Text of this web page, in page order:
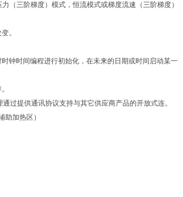
（三阶梯度）模式，恒流模式或梯度流速（三阶梯度）
。
钟时间编程进行初始化，在未来的日期或时间启动某一
过提供通讯协议支持与其它供应商产品的开放式连。
加热区）